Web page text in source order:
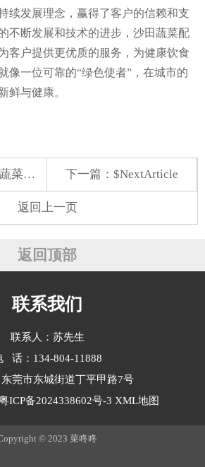
续发展理念，赢得了客户的信赖和支
不断发展和技术的进步，沙田蔬菜配
客户提供更优质的服务，为健康饮食
像一位可靠的“绿色使者”，在城市的
鲜与健康。
食堂 下一篇：$NextArticle
返回上一页
返回顶部
联系我们
联系人：苏先生
话：134-804-11888
莞市东城街道丁平甲路7号
ICP备2024338602号-3 XML地图
© 2023 菜咚咚